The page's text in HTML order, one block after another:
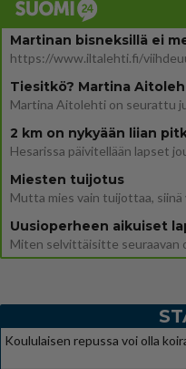
Martinan bisneksillä ei
2 km on nykyään liian
Miesten tuijotus
Koululaisen repussa voi olla